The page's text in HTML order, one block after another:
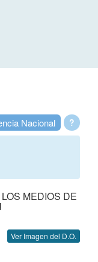
?
Nacional
MEDIOS DE
Ver Imagen del D.O.